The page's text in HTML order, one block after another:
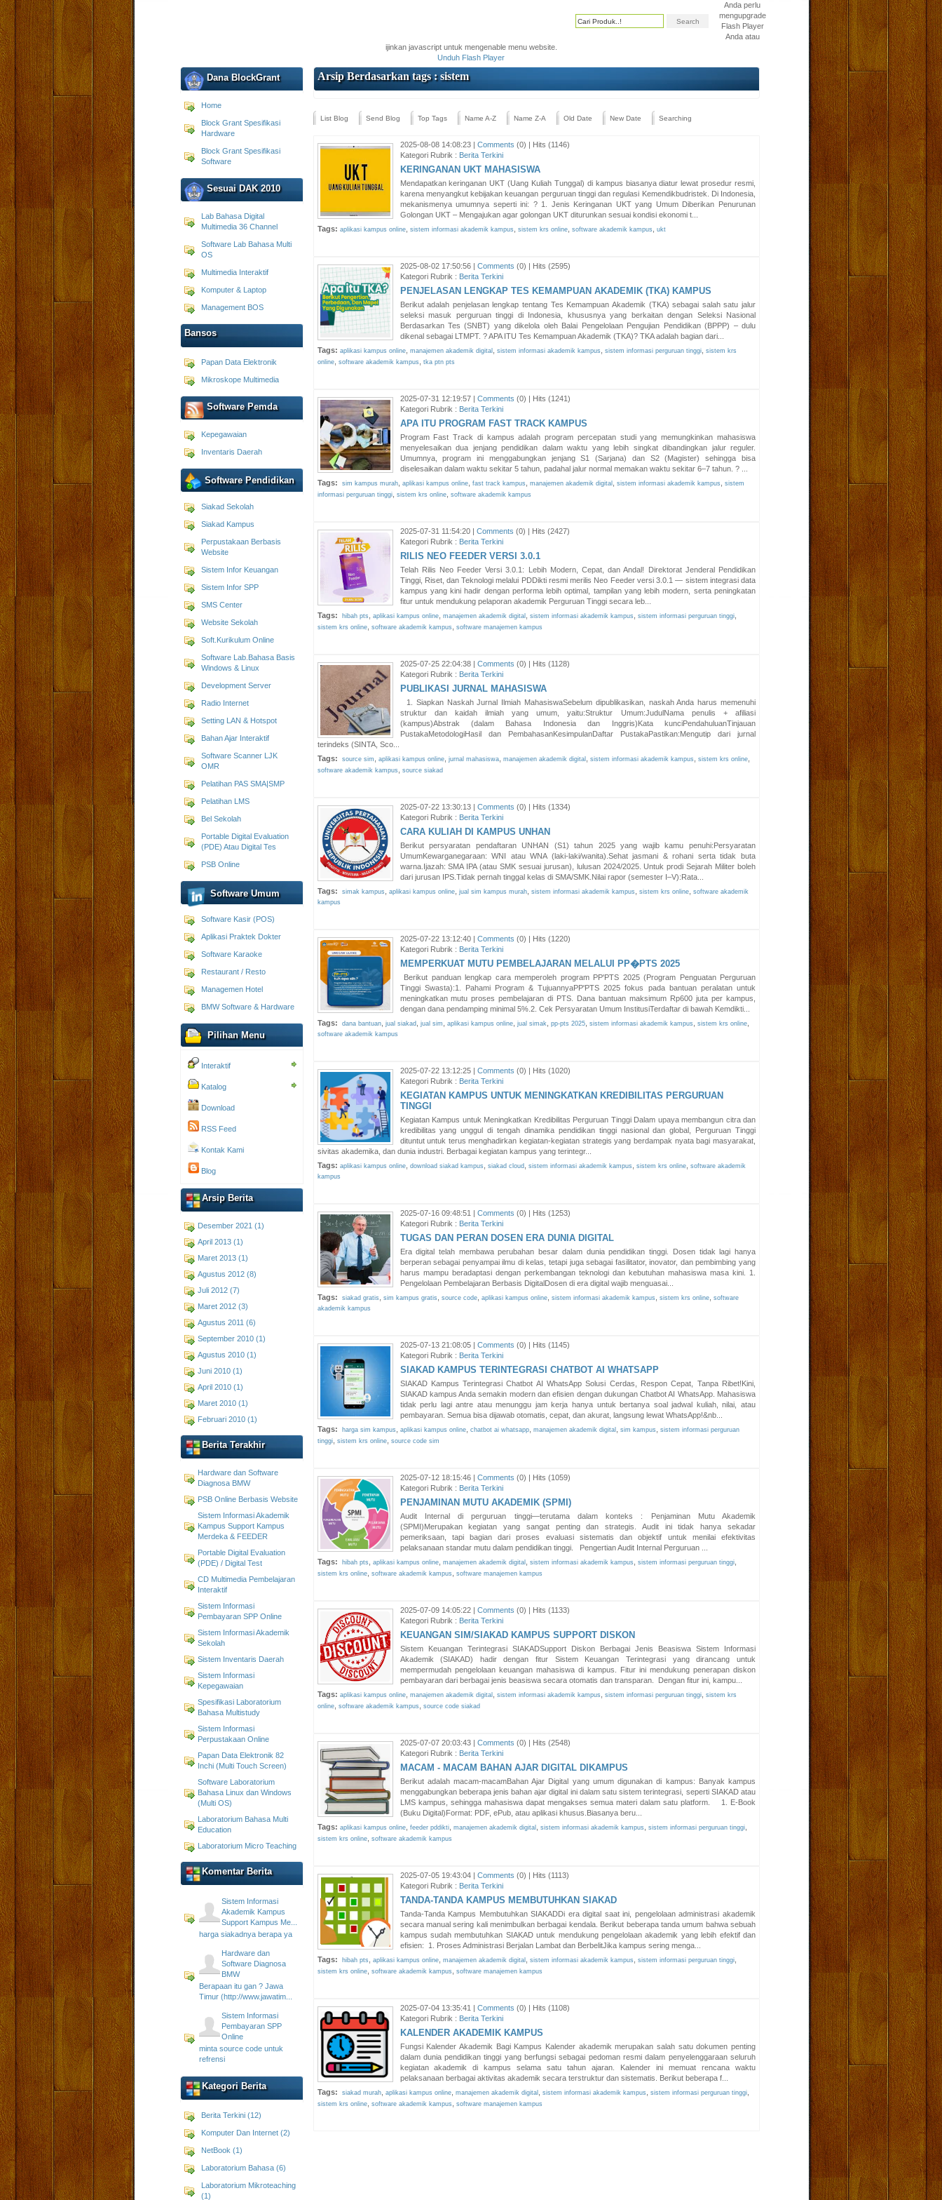
Anda perlu
mengupgrade
Flash Player
Anda atau
ijinkan javascript untuk mengenable menu website.
Unduh Flash Player
Dana BlockGrant
Home
Block Grant Spesifikasi
Hardware
Block Grant Spesifikasi
Software
Sesuai DAK 2010
Lab Bahasa Digital
Multimedia 36 Channel
Software Lab Bahasa Multi
OS
Multimedia Interaktif
Komputer & Laptop
Management BOS
Bansos
Papan Data Elektronik
Mikroskope Multimedia
Software Pemda
Kepegawaian
Inventaris Daerah
Software Pendidikan
Siakad Sekolah
Siakad Kampus
Perpustakaan Berbasis
Website
Sistem Infor Keuangan
Sistem Infor SPP
SMS Center
Website Sekolah
Soft.Kurikulum Online
Software Lab.Bahasa Basis
Windows & Linux
Development Server
Radio Internet
Setting LAN & Hotspot
Bahan Ajar Interaktif
Software Scanner LJK
OMR
Pelatihan PAS SMA|SMP
Pelatihan LMS
Bel Sekolah
Portable Digital Evaluation
(PDE) Atau Digital Tes
PSB Online
Software Umum
Software Kasir (POS)
Aplikasi Praktek Dokter
Software Karaoke
Restaurant / Resto
Managemen Hotel
BMW Software & Hardware
Pilihan Menu
Interaktif
Katalog
Download
RSS Feed
Kontak Kami
Blog
Arsip Berita
Desember 2021 (1)
April 2013 (1)
Maret 2013 (1)
Agustus 2012 (8)
Juli 2012 (7)
Maret 2012 (3)
Agustus 2011 (6)
September 2010 (1)
Agustus 2010 (1)
Juni 2010 (1)
April 2010 (1)
Maret 2010 (1)
Februari 2010 (1)
Berita Terakhir
Hardware dan Software
Diagnosa BMW
PSB Online Berbasis Website
Sistem Informasi Akademik
Kampus Support Kampus
Merdeka & FEEDER
Portable Digital Evaluation
(PDE) / Digital Test
CD Multimedia Pembelajaran
Interaktif
Sistem Informasi
Pembayaran SPP Online
Sistem Informasi Akademik
Sekolah
Sistem Inventaris Daerah
Sistem Informasi
Kepegawaian
Spesifikasi Laboratorium
Bahasa Multistudy
Sistem Informasi
Perpustakaan Online
Papan Data Elektronik 82
Inchi (Multi Touch Screen)
Software Laboratorium
Bahasa Linux dan Windows
(Multi OS)
Laboratorium Bahasa Multi
Education
Laboratorium Micro Teaching
Komentar Berita
Sistem Informasi
Akademik Kampus
Support Kampus Me...
harga siakadnya berapa ya
Hardware dan
Software Diagnosa
BMW
Berapaan itu gan ? Jawa
Timur (http://www.jawatim...
Sistem Informasi
Pembayaran SPP
Online
minta source code untuk
refrensi
Kategori Berita
Berita Terkini (12)
Komputer Dan Internet (2)
NetBook (1)
Laboratorium Bahasa (6)
Laboratorium Mikroteaching
(1)
Arsip Berdasarkan tags : sistem
List Blog Send Blog Top Tags Name A-Z Name Z-A Old Date New Date Searching
2025-08-08 14:08:23 | Comments (0) | Hits (1146)
Kategori Rubrik : Berita Terkini
KERINGANAN UKT MAHASISWA
Mendapatkan keringanan UKT (Uang Kuliah Tunggal) di kampus biasanya diatur lewat prosedur resmi,
karena menyangkut kebijakan keuangan perguruan tinggi dan regulasi Kemendikbudristek. Di Indonesia,
mekanismenya umumnya seperti ini: ? 1. Jenis Keringanan UKT yang Umum Diberikan Penurunan
Golongan UKT – Mengajukan agar golongan UKT diturunkan sesuai kondisi ekonomi t...
Tags: aplikasi kampus online, sistem informasi akademik kampus sistem krs online, software akademik kampus ukt
2025-08-02 17:50:56 | Comments (0) | Hits (2595)
Kategori Rubrik : Berita Terkini
PENJELASAN LENGKAP TES KEMAMPUAN AKADEMIK (TKA) KAMPUS
Berikut adalah penjelasan lengkap tentang Tes Kemampuan Akademik (TKA) sebagai salah satu jalur
seleksi masuk perguruan tinggi di Indonesia, khususnya yang berkaitan dengan Seleksi Nasional
Berdasarkan Tes (SNBT) yang dikelola oleh Balai Pengelolaan Pengujian Pendidikan (BPPP) – dulu
dikenal sebagai LTMPT. ? APA ITU Tes Kemampuan Akademik (TKA)? TKA adalah bagian dari...
Tags: aplikasi kampus online, manajemen akademik digital, sistem informasi akademik kampus sistem informasi perguruan tinggi, sistem krs
online, software akademik kampus tka ptn pts
2025-07-31 12:19:57 | Comments (0) | Hits (1241)
Kategori Rubrik : Berita Terkini
APA ITU PROGRAM FAST TRACK KAMPUS
Program Fast Track di kampus adalah program percepatan studi yang memungkinkan mahasiswa
menyelesaikan dua jenjang pendidikan dalam waktu yang lebih singkat dibandingkan jalur reguler.
Umumnya, program ini menggabungkan jenjang S1 (Sarjana) dan S2 (Magister) sehingga bisa
diselesaikan dalam waktu sekitar 5 tahun, padahal jalur normal memakan waktu sekitar 6–7 tahun. ? ...
Tags:
sim kampus murah, aplikasi kampus online, fast track kampus manajemen akademik digital, sistem informasi akademik kampus
sistem
informasi perguruan tinggi, sistem krs online, software akademik kampus
2025-07-31 11:54:20 | Comments (0) | Hits (2427)
Kategori Rubrik : Berita Terkini
RILIS NEO FEEDER VERSI 3.0.1
Telah Rilis Neo Feeder Versi 3.0.1: Lebih Modern, Cepat, dan Andal! Direktorat Jenderal Pendidikan
Tinggi, Riset, dan Teknologi melalui PDDikti resmi merilis Neo Feeder versi 3.0.1 — sistem integrasi data
kampus yang kini hadir dengan performa lebih optimal, tampilan yang lebih modern, serta peningkatan
fitur untuk mendukung pelaporan akademik Perguruan Tinggi secara leb...
Tags:
hibah pts aplikasi kampus online, manajemen akademik digital, sistem informasi akademik kampus sistem informasi perguruan tinggi,
sistem krs online, software akademik kampus software manajemen kampus
2025-07-25 22:04:38 | Comments (0) | Hits (1128)
Kategori Rubrik : Berita Terkini
PUBLIKASI JURNAL MAHASISWA
1. Siapkan Naskah Jurnal Ilmiah MahasiswaSebelum dipublikasikan, naskah Anda harus memenuhi
struktur dan kaidah ilmiah yang umum, yaitu:Struktur Umum:JudulNama penulis + afiliasi
(kampus)Abstrak (dalam Bahasa Indonesia dan Inggris)Kata kunciPendahuluanTinjauan
PustakaMetodologiHasil dan PembahasanKesimpulanDaftar PustakaPastikan:Mengutip dari jurnal
terindeks (SINTA, Sco...
Tags:
source sim aplikasi kampus online, jurnal mahasiswa, manajemen akademik digital, sistem informasi akademik kampus sistem krs online,
software akademik kampus source siakad
2025-07-22 13:30:13 | Comments (0) | Hits (1334)
Kategori Rubrik : Berita Terkini
CARA KULIAH DI KAMPUS UNHAN
Berikut persyaratan pendaftaran UNHAN (S1) tahun 2025 yang wajib kamu penuhi:Persyaratan
UmumKewarganegaraan: WNI atau WNA (laki-laki/wanita).Sehat jasmani & rohani serta tidak buta
warna.Ijazah: SMA IPA (atau SMK sesuai jurusan), lulusan 2024/2025. Untuk prodi Sejarah Militer boleh
dari jurusan IPS.Tidak pernah tinggal kelas di SMA/SMK.Nilai rapor (semester I–V):Rata...
Tags:
simak kampus aplikasi kampus online, jual sim kampus murah, sistem informasi akademik kampus sistem krs online, software akademik
kampus
2025-07-22 13:12:40 | Comments (0) | Hits (1220)
Kategori Rubrik : Berita Terkini
MEMPERKUAT MUTU PEMBELAJARAN MELALUI PP�PTS 2025
Berikut panduan lengkap cara memperoleh program PP'PTS 2025 (Program Penguatan Perguruan
Tinggi Swasta):1. Pahami Program & TujuannyaPP'PTS 2025 fokus pada bantuan peralatan untuk
meningkatkan mutu proses pembelajaran di PTS. Dana bantuan maksimum Rp600 juta per kampus,
dengan dana pendamping minimal 5%.2. Cek Persyaratan Umum InstitusiTerdaftar di bawah Kemdikti...
Tags:
dana bantuan, jual siakad, jual sim aplikasi kampus online, jual simak pp-pts 2025, sistem informasi akademik kampus sistem krs online,
software akademik kampus
2025-07-22 13:12:25 | Comments (0) | Hits (1020)
Kategori Rubrik : Berita Terkini
KEGIATAN KAMPUS UNTUK MENINGKATKAN KREDIBILITAS PERGURUAN
TINGGI
Kegiatan Kampus untuk Meningkatkan Kredibilitas Perguruan Tinggi Dalam upaya membangun citra dan
kredibilitas yang unggul di tengah dinamika pendidikan tinggi nasional dan global, Perguruan Tinggi
dituntut untuk terus menghadirkan kegiatan-kegiatan strategis yang berdampak nyata bagi masyarakat,
sivitas akademika, dan dunia industri. Berbagai kegiatan kampus yang terintegr...
Tags: aplikasi kampus online, download siakad kampus siakad cloud, sistem informasi akademik kampus sistem krs online, software akademik
kampus
2025-07-16 09:48:51 | Comments (0) | Hits (1253)
Kategori Rubrik : Berita Terkini
TUGAS DAN PERAN DOSEN ERA DUNIA DIGITAL
Era digital telah membawa perubahan besar dalam dunia pendidikan tinggi. Dosen tidak lagi hanya
berperan sebagai penyampai ilmu di kelas, tetapi juga sebagai fasilitator, inovator, dan pembimbing yang
harus mampu beradaptasi dengan perkembangan teknologi dan kebutuhan mahasiswa masa kini. 1.
Pengelolaan Pembelajaran Berbasis DigitalDosen di era digital wajib menguasai...
Tags:
siakad gratis sim kampus gratis source code, aplikasi kampus online, sistem informasi akademik kampus sistem krs online, software
akademik kampus
2025-07-13 21:08:05 | Comments (0) | Hits (1145)
Kategori Rubrik : Berita Terkini
SIAKAD KAMPUS TERINTEGRASI CHATBOT AI WHATSAPP
SIAKAD Kampus Terintegrasi Chatbot AI WhatsApp Solusi Cerdas, Respon Cepat, Tanpa Ribet!Kini,
SIAKAD kampus Anda semakin modern dan efisien dengan dukungan Chatbot AI WhatsApp. Mahasiswa
tidak perlu lagi antre atau menunggu jam kerja hanya untuk bertanya soal jadwal kuliah, nilai, atau
pembayaran. Semua bisa dijawab otomatis, cepat, dan akurat, langsung lewat WhatsApp!&nb...
Tags:
harga sim kampus aplikasi kampus online, chatbot ai whatsapp, manajemen akademik digital, sim kampus
sistem informasi perguruan
tinggi, sistem krs online, source code sim
2025-07-12 18:15:46 | Comments (0) | Hits (1059)
Kategori Rubrik : Berita Terkini
PENJAMINAN MUTU AKADEMIK (SPMI)
Audit Internal di perguruan tinggi—terutama dalam konteks : Penjaminan Mutu Akademik
(SPMI)Merupakan kegiatan yang sangat penting dan strategis. Audit ini tidak hanya sekadar
pemeriksaan, tapi bagian dari proses evaluasi sistematis dan objektif untuk menilai efektivitas
pelaksanaan standar mutu dalam pendidikan tinggi. Pengertian Audit Internal Perguruan ...
Tags:
hibah pts aplikasi kampus online, manajemen akademik digital, sistem informasi akademik kampus sistem informasi perguruan tinggi,
sistem krs online, software akademik kampus software manajemen kampus
2025-07-09 14:05:22 | Comments (0) | Hits (1133)
Kategori Rubrik : Berita Terkini
KEUANGAN SIM/SIAKAD KAMPUS SUPPORT DISKON
Sistem Keuangan Terintegrasi SIAKADSupport Diskon Berbagai Jenis Beasiswa Sistem Informasi
Akademik (SIAKAD) hadir dengan fitur Sistem Keuangan Terintegrasi yang dirancang untuk
mempermudah pengelolaan keuangan mahasiswa di kampus. Fitur ini mendukung penerapan diskon
pembayaran dari berbagai jenis beasiswa secara otomatis dan transparan. Dengan fitur ini, kampu...
Tags: aplikasi kampus online, manajemen akademik digital, sistem informasi akademik kampus sistem informasi perguruan tinggi, sistem krs
online, software akademik kampus source code siakad
2025-07-07 20:03:43 | Comments (0) | Hits (2548)
Kategori Rubrik : Berita Terkini
MACAM - MACAM BAHAN AJAR DIGITAL DIKAMPUS
Berikut adalah macam-macamBahan Ajar Digital yang umum digunakan di kampus: Banyak kampus
menggabungkan beberapa jenis bahan ajar digital ini dalam satu sistem terintegrasi, seperti SIAKAD atau
LMS kampus, sehingga mahasiswa dapat mengakses semua materi dalam satu platform. 1. E-Book
(Buku Digital)Format: PDF, ePub, atau aplikasi khusus.Biasanya beru...
Tags: aplikasi kampus online, feeder pddikti, manajemen akademik digital, sistem informasi akademik kampus sistem informasi perguruan tinggi,
sistem krs online, software akademik kampus
2025-07-05 19:43:04 | Comments (0) | Hits (1113)
Kategori Rubrik : Berita Terkini
TANDA-TANDA KAMPUS MEMBUTUHKAN SIAKAD
Tanda-Tanda Kampus Membutuhkan SIAKADDi era digital saat ini, pengelolaan administrasi akademik
secara manual sering kali menimbulkan berbagai kendala. Berikut beberapa tanda umum bahwa sebuah
kampus sudah membutuhkan SIAKAD untuk mendukung pengelolaan akademik yang lebih efektif dan
efisien: 1. Proses Administrasi Berjalan Lambat dan BerbelitJika kampus sering menga...
Tags:
hibah pts aplikasi kampus online, manajemen akademik digital, sistem informasi akademik kampus sistem informasi perguruan tinggi,
sistem krs online, software akademik kampus software manajemen kampus
2025-07-04 13:35:41 | Comments (0) | Hits (1108)
Kategori Rubrik : Berita Terkini
KALENDER AKADEMIK KAMPUS
Fungsi Kalender Akademik Bagi Kampus Kalender akademik merupakan salah satu dokumen penting
dalam dunia pendidikan tinggi yang berfungsi sebagai pedoman resmi dalam penyelenggaraan seluruh
kegiatan akademik di kampus selama satu tahun ajaran. Kalender ini memuat rencana waktu
pelaksanaan berbagai aktivitas akademik secara terstruktur dan sistematis. Berikut beberapa f...
Tags:
siakad murah, aplikasi kampus online, manajemen akademik digital, sistem informasi akademik kampus sistem informasi perguruan tinggi,
sistem krs online, software akademik kampus software manajemen kampus